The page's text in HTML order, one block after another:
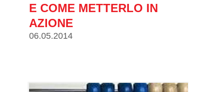
E COME METTERLO IN
AZIONE
06.05.2014